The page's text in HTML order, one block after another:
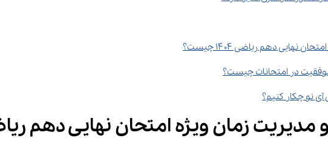
نهایی دهم ریاضی ۱۴۰۴ چیست؟
در امتحانات چیست؟
آی نو چکار کنیم؟
زمان ویژه امتحان نهایی دهم ریاضی